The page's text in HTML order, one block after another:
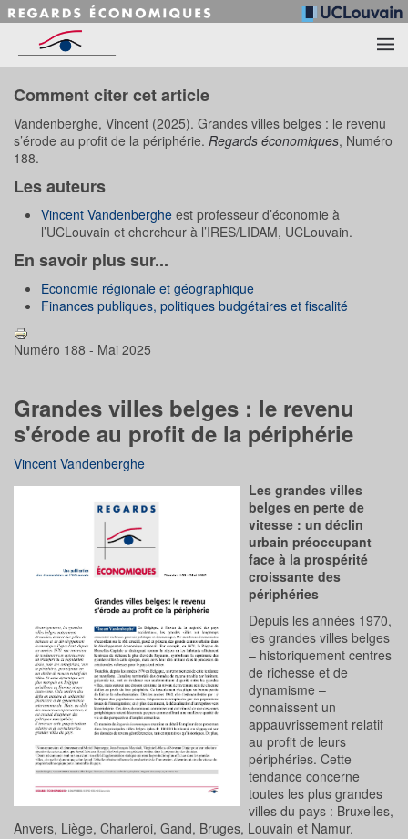
Accéder au contenu principal
Comment citer cet article
Vandenberghe, Vincent (2025). Grandes villes belges : le revenu
s’érode au profit de la périphérie. Regards économiques, Numéro
188.
Les auteurs
Vincent Vandenberghe est professeur d’économie à
l’UCLouvain et chercheur à l’IRES/LIDAM, UCLouvain.
En savoir plus sur...
Economie régionale et géographique
Finances publiques, politiques budgétaires et fiscalité
Numéro 188 - Mai 2025
Grandes villes belges : le revenu
s'érode au profit de la périphérie
Vincent Vandenberghe
Les grandes villes
belges en perte de
vitesse : un déclin
urbain préoccupant
face à la prospérité
croissante des
périphéries
Depuis les années 1970,
les grandes villes belges
– historiquement centres
de richesse et de
dynamisme –
connaissent un
appauvrissement relatif
au profit de leurs
périphéries. Cette
tendance concerne
toutes les plus grandes
villes du pays : Bruxelles,
Anvers, Liège, Charleroi, Gand, Bruges, Louvain et Namur.